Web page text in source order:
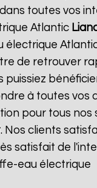
toutes vos
Atlantic
électrique
de retrouver
à toutes
pour tous
. Nos clients
satisfait de
eau électrique